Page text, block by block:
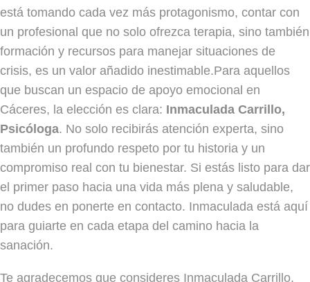
está tomando cada vez más protagonismo, contar con
un profesional que no solo ofrezca terapia, sino también
formación y recursos para manejar situaciones de
crisis, es un valor añadido inestimable.Para aquellos
que buscan un espacio de apoyo emocional en
Cáceres, la elección es clara: Inmaculada Carrillo,
Psicóloga. No solo recibirás atención experta, sino
también un profundo respeto por tu historia y un
compromiso real con tu bienestar. Si estás listo para dar
el primer paso hacia una vida más plena y saludable,
no dudes en ponerte en contacto. Inmaculada está aquí
para guiarte en cada etapa del camino hacia la
sanación.
Te agradecemos que consideres Inmaculada Carrillo,